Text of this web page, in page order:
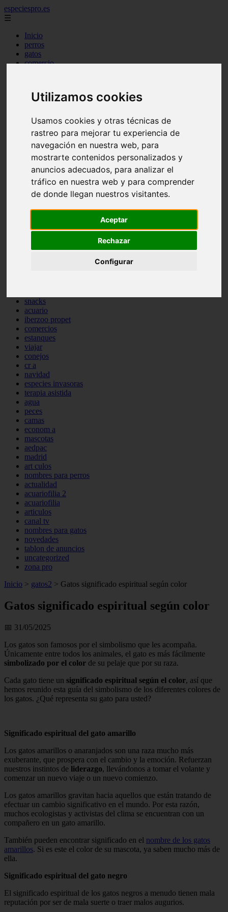
Utilizamos cookies
Usamos cookies y otras técnicas de
rastreo para mejorar tu experiencia de
navegación en nuestra web, para
mostrarte contenidos personalizados y
anuncios adecuados, para analizar el
tráfico en nuestra web y para comprender
de donde llegan nuestros visitantes.
Aceptar
Rechazar
Configurar
especiespro.es
☰
Inicio
perros
gatos
comercio
acuarios
salud
ventas
mantenimiento
aves
marketing
bienestar
peque os mam feros
verano
legislaci n
peluquer a
accesorios
peluquer a canina
consejos
snacks
acuario
iberzoo propet
comercios
estanques
viajar
conejos
cr a
navidad
especies invasoras
terapia asistida
agua
peces
camas
econom a
mascotas
aedpac
madrid
art culos
nombres para perros
actualidad
acuariofilia 2
acuariofilia
articulos
canal tv
nombres para gatos
novedades
tablon de anuncios
uncategorized
zona pro
Inicio > gatos2 > Gatos significado espiritual según color
Gatos significado espiritual según color
📅 31/05/2025
Los gatos son famosos por el simbolismo que les acompaña.
Únicamente entre todos los animales, el gato es más fácilmente
simbolizado por el color de su pelaje que por su raza.
Cada gato tiene un significado espiritual según el color, así que
hemos reunido esta guía del simbolismo de los diferentes colores de
los gatos. ¿Qué representa su gato para usted?
Significado espiritual del gato amarillo
Los gatos amarillos o anaranjados son una raza mucho más
exuberante, que prospera con el cambio y la emoción. Refuerzan
nuestros instintos de liderazgo, llevándonos a tomar el volante y
comenzar un nuevo viaje o un nuevo comienzo.
Los gatos amarillos gravitan hacia aquellos que están tratando de
efectuar un cambio significativo en el mundo. Por esta razón,
muchos ecologistas y activistas del clima se encuentran con un
compañero en un gato amarillo.
También pueden encontrar significado en el nombre de los gatos
amarillos. Si es este el color de su mascota, ya saben mucho más de
ella.
Significado espiritual del gato negro
El significado espiritual de los gatos negros a menudo tienen mala
reputación por ser de mala suerte o traer malos augurios.